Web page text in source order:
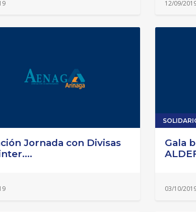
12/09/
Jornada con Divisas
Gala
03/10/